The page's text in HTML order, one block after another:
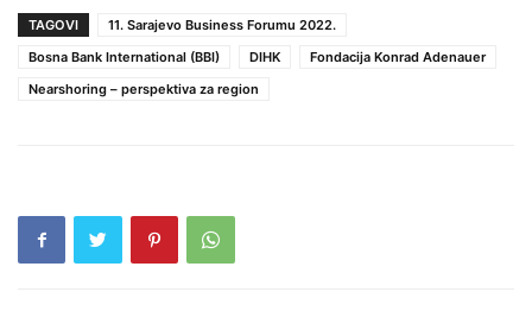
TAGOVI
11. Sarajevo Business Forumu 2022.
Bosna Bank International (BBI)
DIHK
Fondacija Konrad Adenauer
Nearshoring – perspektiva za region